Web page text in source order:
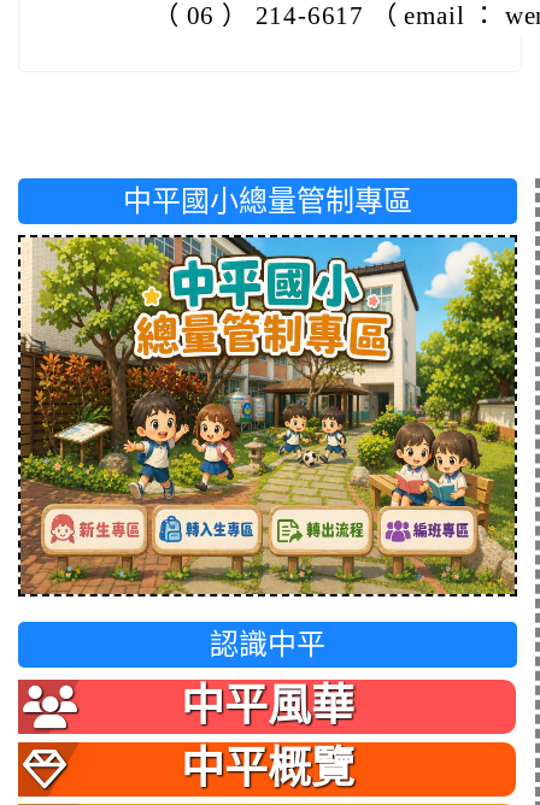
（ 06 ） 214-6617 （ email ：
中平國小總量管制專區
認識中平
中平風華
中平概覽